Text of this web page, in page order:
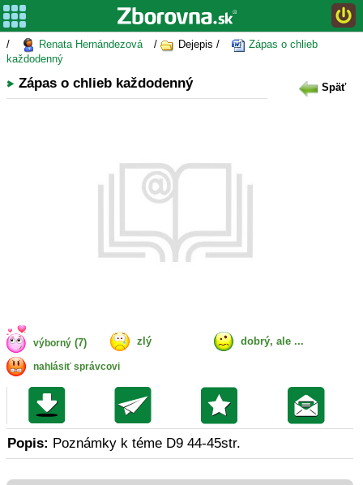
/ Renata Hernándezová / Dejepis /
Zápas o chlieb
každodenný
Zápas o chlieb každodenný Späť
výborný (7) zlý dobrý, ale ...
nahlásiť správcovi
Popis: Poznámky k téme D9 44-45str.